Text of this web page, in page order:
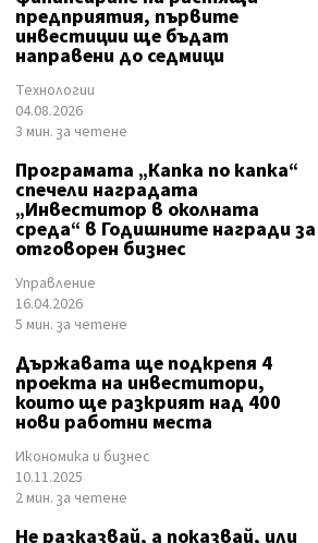
предприятия, първите
инвестиции ще бъдат
направени до седмици
Технологии
04.08.2026
3 мин. за четене
Програмата „Капка по капка“
спечели наградата
„Инвеститор в околната
среда“ в Годишните награди за
отговорен бизнес
Управление
16.04.2026
5 мин. за четене
Държавата ще подкрепя 4
проекта на инвеститори,
които ще разкрият над 400
нови работни места
Икономика и бизнес
10.11.2025
2 мин. за четене
Не разказвай, а показвай, или